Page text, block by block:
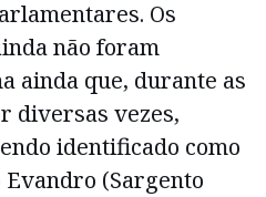
Os
não foram
ainda que, durante as
diversas vezes,
identificado como
(Sargento